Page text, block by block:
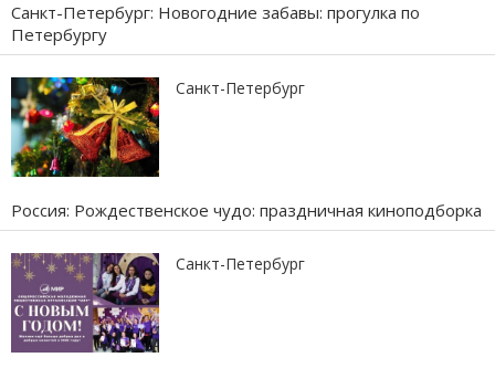
Санкт-Петербург: Новогодние забавы: прогулка по
Петербургу
Санкт-Петербург
Россия: Рождественское чудо: праздничная киноподборка
Санкт-Петербург